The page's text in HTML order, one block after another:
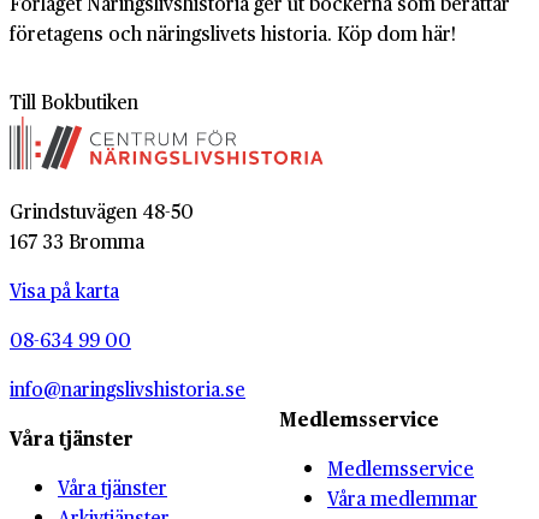
företagens och näringslivets historia. Köp dom här!
Till Bokbutiken
Grindstuvägen 48-50
167 33 Bromma
Visa på karta
08-634 99 00
info@naringslivshistoria.se
Våra tjänster
Våra tjänster
Medlemsservice
Medlemsservice
Våra medlemmar